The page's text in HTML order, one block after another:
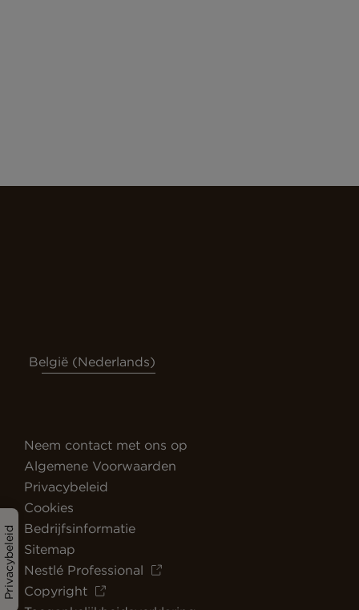
Privacybeleid
België (Nederlands)
Neem contact met ons op
Algemene Voorwaarden
Privacybeleid
Cookies
Bedrijfsinformatie
Sitemap
Nestlé Professional
Copyright